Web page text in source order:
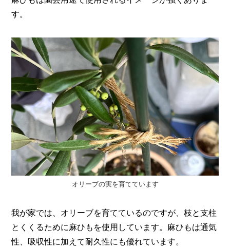
す。
オリーブの実を育てています
我が家では、オリーブを育てているのですが、枝と支柱
とくくるために麻ひもを使用しています。麻ひもは通気
性、吸収性に加えて耐久性にも優れています。